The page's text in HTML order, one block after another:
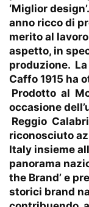
‘Miglior
anno ricco di
merito al
aspetto, in
produzione. La
Caffo 1915 ha
Prodotto al
occasione
Reggio
riconosciuto
Italy insieme
panorama
the Brand’ e
storici brand